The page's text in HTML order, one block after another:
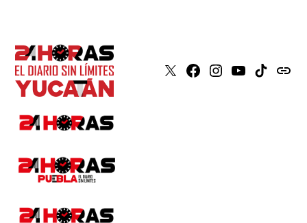
X Faceboook
Instagram
YoutubeTiktokissuu